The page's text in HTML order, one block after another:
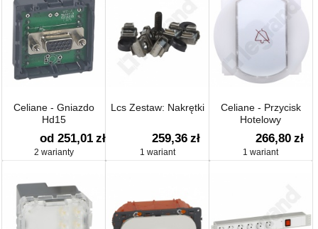
Celiane - Gniazdo
Hd15
od 251,01 zł
2 warianty
Lcs Zestaw: Nakrętki
259,36 zł
1 wariant
Celiane - Przycisk
Hotelowy
266,80 zł
1 wariant